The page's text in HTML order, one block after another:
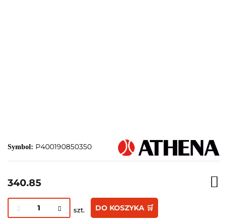
Symbol: P400190850350
340.85
szt. DO KOSZYKA 🛒